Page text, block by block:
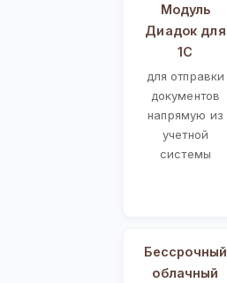
Модуль
Диадок для
1С
для отправки
документов
напрямую из
учетной
системы
Бессрочный
облачный